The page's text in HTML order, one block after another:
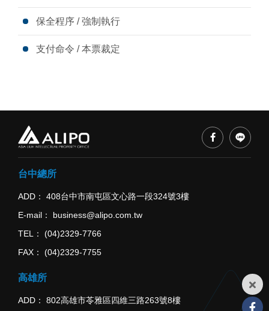
保全程序 / 強制執行
支付命令 / 本票裁定
台中總所
ADD
408台中市南屯區文心路一段324號3樓
E-mail
business@alipo.com.tw
TEL
(04)2329-7766
FAX
(04)2329-7755
高雄所
ADD 802高雄市苓雅區四維三路263號8樓